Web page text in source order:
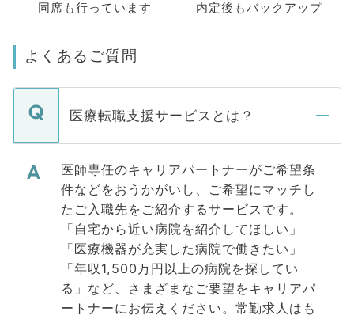
同席も行っています
内定後もバックアップ
よくあるご質問
医療転職支援サービスとは？
医師専任のキャリアパートナーがご希望条
件などをおうかがいし、ご希望にマッチし
たご入職先をご紹介するサービスです。
「自宅から近い病院を紹介してほしい」
「医療機器が充実した病院で働きたい」
「年収1,500万円以上の病院を探してい
る」など、さまざまなご要望をキャリアパ
ートナーにお伝えください。常勤求人はも